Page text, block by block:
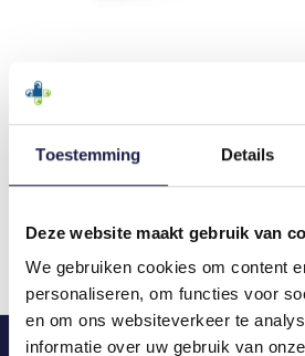
Toestemming Details
Deze website maakt gebruik van
We gebruiken cookies om content
personaliseren, om functies voor
en om ons websiteverkeer te
informatie over uw gebruik van
€22,00